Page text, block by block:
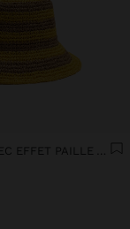
CHAPEAU BOB AVEC EFFET PAILLE À RAYURES